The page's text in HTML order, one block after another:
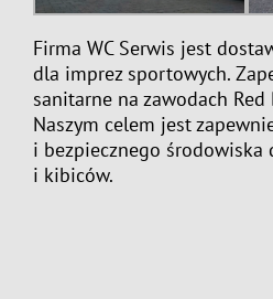
Firma WC Serwis jest
dla imprez sportowych.
sanitarne na zawodach
Naszym celem jest
i bezpiecznego
i kibiców.